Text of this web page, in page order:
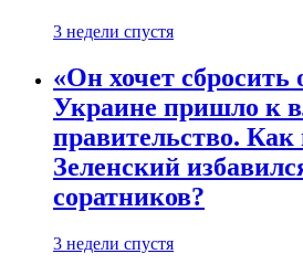
3 недели спустя
«Он хочет
Украине пришло к
правительство. Как
Зеленский
соратников?
3 недели спустя